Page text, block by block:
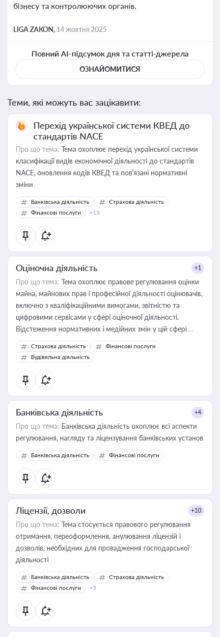
бізнесу та контролюючих органів.
LIGA ZAKON, 14 жовтня 2025
Повний AI-підсумок дня та статті-джерела
ОЗНАЙОМИТИСЯ
Теми, які можуть вас зацікавити:
Перехід української системи КВЕД до
стандартів NACE
Про що тема: Тема охоплює перехід української системи
класифікації видів економічної діяльності до стандартів
NACE, оновлення кодів КВЕД та пов'язані нормативні
зміни
Банківська діяльність
Страхова діяльність
Фінансові послуги
+13
Оціночна діяльність +1
Про що тема: Тема охоплює правове регулювання оцінки
майна, майнових прав і професійної діяльності оцінювачів,
включно з кваліфікаційними вимогами, звітністю та
цифровими сервісами у сфері оціночної діяльності.
Відстеження нормативних і медійних змін у цій сфері
корисне для власника бізнесу, керівника, юриста або
бухгалтера під час оподаткування, приватизації, оренди
державного майна, корпоративних угод і перевірки
статусу суб'єктів оціночної діяльності
Страхова діяльність
Фінансові послуги
Будівельна діяльність
Банківська діяльність +4
Про що тема: Банківська діяльність охоплює всі аспекти
регулювання, нагляду та ліцензування банківських установ
Банківська діяльність Фінансові послуги
Ліцензії, дозволи +10
Про що тема: Тема стосується правового регулювання
отримання, переоформлення, анулювання ліцензій і
дозволів, необхідних для провадження господарської
діяльності
Банківська діяльність
Страхова діяльність
Фінансові послуги
+5